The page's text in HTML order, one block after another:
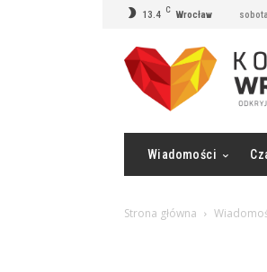
13.4 C Wrocław
Wiadomości
Strona główna